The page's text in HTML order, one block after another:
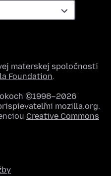
materskej spoločnosti
Foundation.
©1998–2026
mozilla.org.
Creative Commons